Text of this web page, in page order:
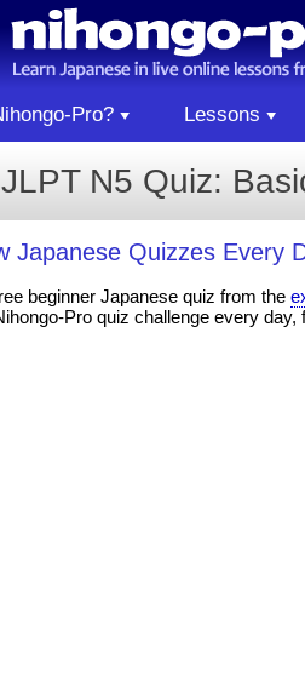
Pro? Lessons
N5 Quiz:
Japanese Quizzes Every
beginner Japanese quiz from the
Pro quiz challenge every